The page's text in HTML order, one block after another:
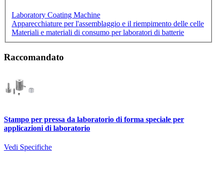
Laboratory Coating Machine
Apparecchiature per l'assemblaggio e il riempimento delle celle
Materiali e materiali di consumo per laboratori di batterie
Raccomandato
Stampo per pressa da laboratorio di forma speciale per
applicazioni di laboratorio
Vedi Specifiche